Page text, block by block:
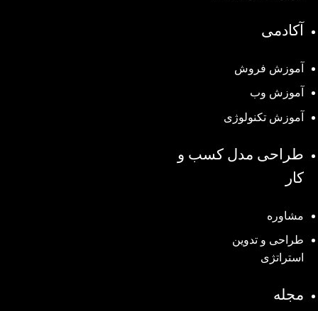
آکادمی
آموزش فروش
آموزش وب
آموزش تکنولوژی
طراحی مدل کسب و
کار
مشاوره
طراحی و تدوین
استراتژی
مجله